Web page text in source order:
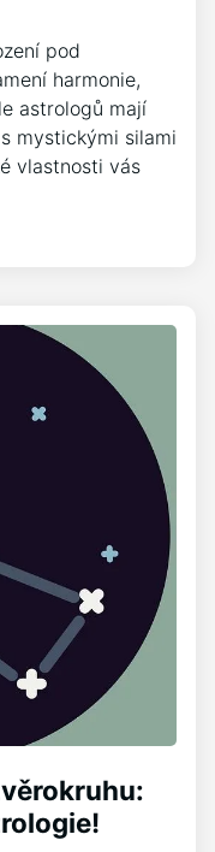
pod
harmonie,
astrologů mají
mystickými silami
vlastnosti vás